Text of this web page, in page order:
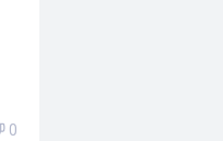
0